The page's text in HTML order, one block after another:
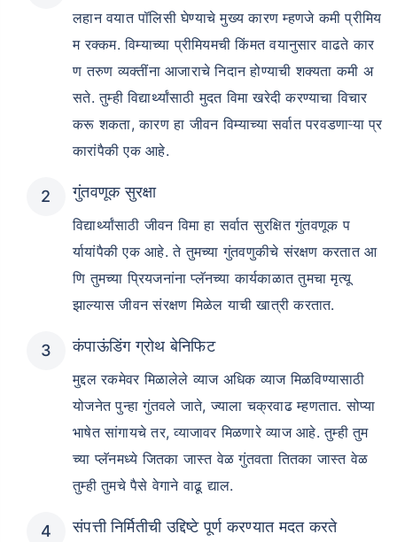
लहान वयात पॉलिसी घेण्याचे मुख्य कारण म्हणजे कमी प्रीमिय
म रक्कम. विम्याच्या प्रीमियमची किंमत वयानुसार वाढते कार
ण तरुण व्यक्तींना आजाराचे निदान होण्याची शक्यता कमी अ
सते. तुम्ही विद्यार्थ्यांसाठी मुदत विमा खरेदी करण्याचा विचार
करू शकता, कारण हा जीवन विम्याच्या सर्वात परवडणाऱ्या प्र
कारांपैकी एक आहे.
गुंतवणूक सुरक्षा
विद्यार्थ्यांसाठी जीवन विमा हा सर्वात सुरक्षित गुंतवणूक प
र्यायांपैकी एक आहे. ते तुमच्या गुंतवणुकीचे संरक्षण करतात आ
णि तुमच्या प्रियजनांना प्लॅनच्या कार्यकाळात तुमचा मृत्यू
झाल्यास जीवन संरक्षण मिळेल याची खात्री करतात.
कंपाऊंडिंग ग्रोथ बेनिफिट
मुद्दल रकमेवर मिळालेले व्याज अधिक व्याज मिळविण्यासाठी
योजनेत पुन्हा गुंतवले जाते, ज्याला चक्रवाढ म्हणतात. सोप्या
भाषेत सांगायचे तर, व्याजावर मिळणारे व्याज आहे. तुम्ही तुम
च्या प्लॅनमध्ये जितका जास्त वेळ गुंतवता तितका जास्त वेळ
तुम्ही तुमचे पैसे वेगाने वाढू द्याल.
संपत्ती निर्मितीची उद्दिष्टे पूर्ण करण्यात मदत करते